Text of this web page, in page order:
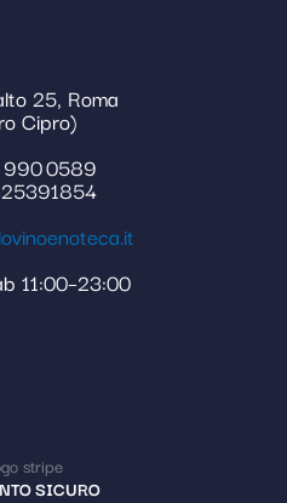
25, Roma
Cipro)
0589
11:00–23:00
SICURO